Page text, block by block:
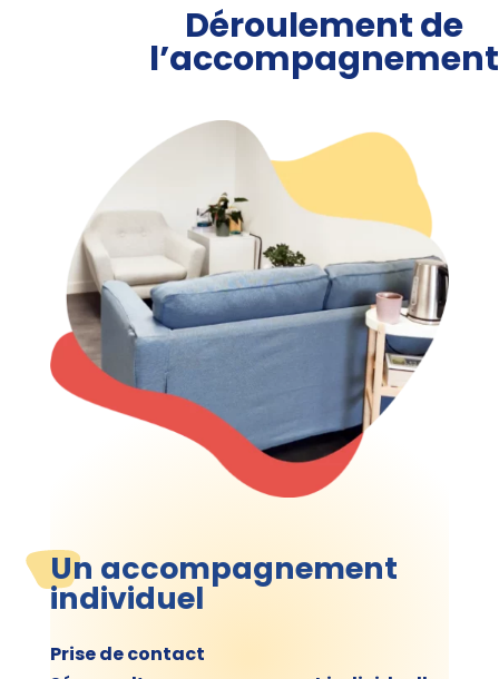
Déroulement de
l’accompagnement
Un accompagnement
individuel
Prise de contact